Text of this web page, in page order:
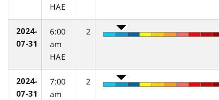
HAE
2024-
07-31
6:00
am
HAE
2
2024-
07-31
7:00
am
2